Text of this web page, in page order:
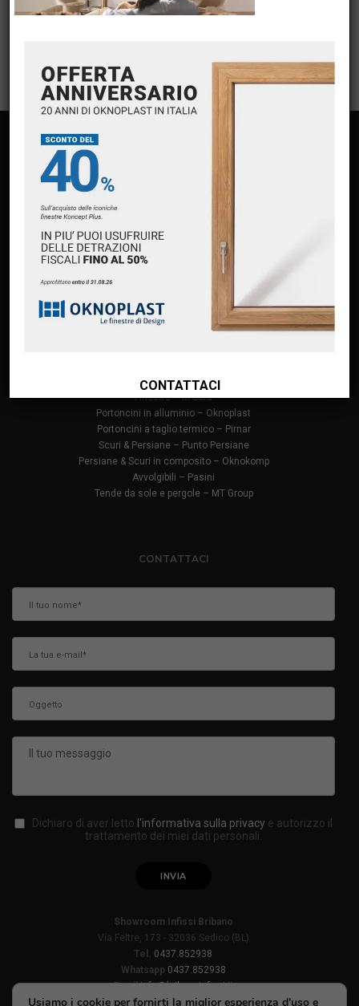
Feed dei commenti
Premium Partner Oknoplast
Finanziamento Oknoplast
Finestre in alluminio – Oknoplast
Finestre – M Sora
Portoncini in alluminio – Oknoplast
Portoncini a taglio termico – Pirnar
Scuri & Persiane – Punto Persiane
Persiane & Scuri in composito – Oknokomp
Avvolgibili – Pasini
Tende da sole e pergole – MT Group
CONTATTACI
Dichiaro di aver letto l'informativa sulla privacy e autorizzo il
trattamento dei miei dati personali.
Showroom Infissi Bribano
Via Feltre, 173 - 32036 Sedico (BL)
Tel. 0437.852938
Whatsapp 0437.852938
Email info@bribanoinfissi.it
CONTATTACI
Usiamo i cookie per fornirti la miglior esperienza d'uso e